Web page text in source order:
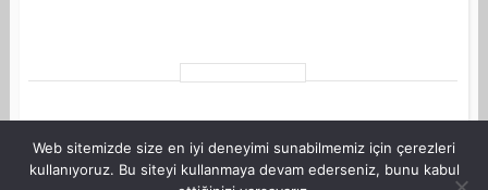
Web sitemizde size en iyi deneyimi sunabilmemiz için çerezleri
kullanıyoruz. Bu siteyi kullanmaya devam ederseniz, bunu kabul